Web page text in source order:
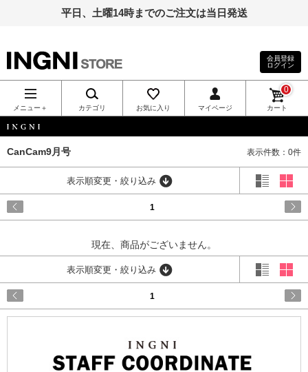
平日、土曜14時までのご注文は当日発送
INGNI（イン
グ）公式通
販｜INGNI
STORE
会員登録
ログイン
メニュー＋ カテゴリ お気に入り マイページ カート
0
CanCam9月号 表示件数：0件
表示順変更・絞り込み
1
現在、商品がございません。
表示順変更・絞り込み
1